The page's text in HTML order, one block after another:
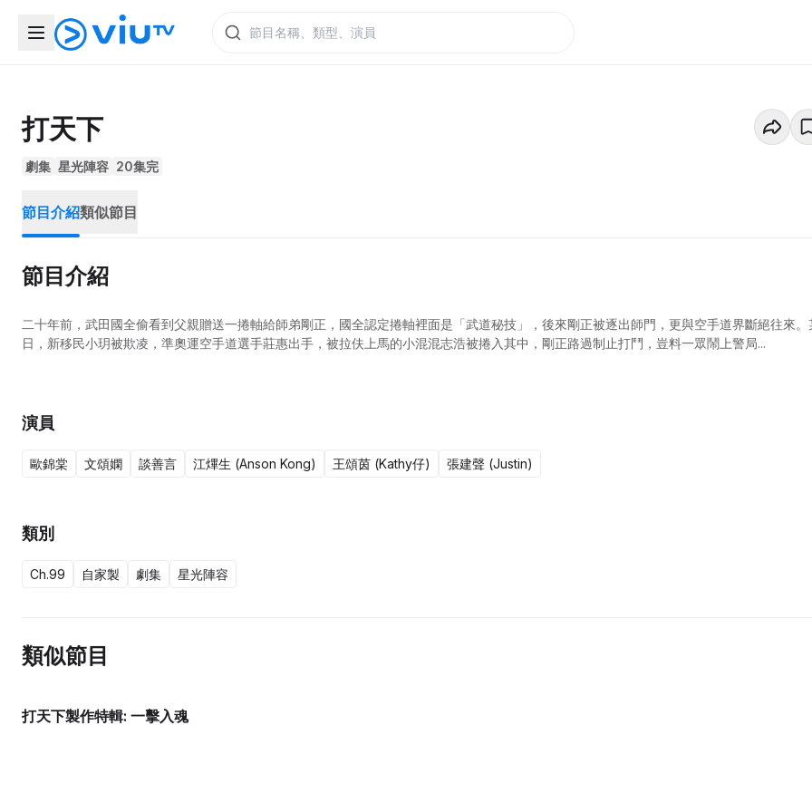
打天下
劇集 星光陣容 20集完
節目介紹類似節目
節目介紹
二十年前，武田國全偷看到父親贈送一捲軸給師弟剛正，國全認定捲軸裡面是「武道秘技」，後來剛正被逐出師門，更與空手道界斷絕往來。
日，新移民小玥被欺凌，準奧運空手道選手莊惠出手，被拉伕上馬的小混混志浩被捲入其中，剛正路過制止打鬥，豈料一眾鬧上警局...
演員
歐錦棠 文頌嫻 談善言 江熚生 (Anson Kong) 王頌茵 (Kathy仔) 張建聲 (Justin)
類別
Ch.99 自家製 劇集 星光陣容
類似節目
打天下製作特輯: 一擊入魂